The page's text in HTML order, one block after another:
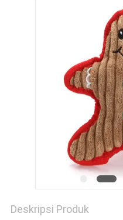
Deskripsi Produk